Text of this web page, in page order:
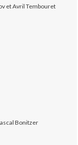
et Avril Tembouret
Bonitzer